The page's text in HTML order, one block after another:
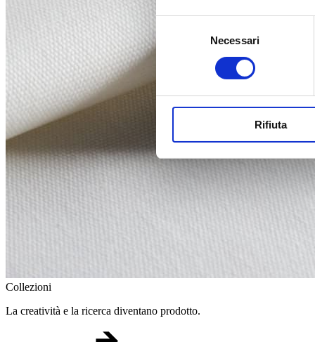
del
Necessari
Rifiuta
Collezioni
La creatività e la ricerca diventano prodotto.